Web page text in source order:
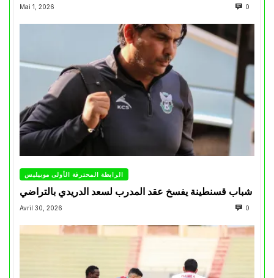
Mai 1, 2026 0
الرابطة المحترفة الأولى موبيليس
شباب قسنطينة يفسخ عقد المدرب لسعد الدريدي بالتراضي
Avril 30, 2026 0